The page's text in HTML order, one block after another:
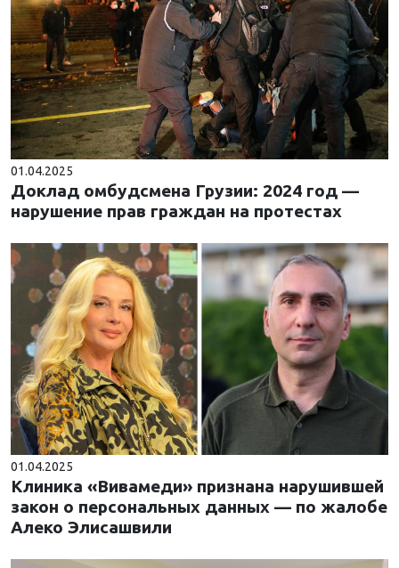
01.04.2025
Доклад омбудсмена Грузии: 2024 год —
нарушение прав граждан на протестах
01.04.2025
Клиника «Вивамеди» признана нарушившей
закон о персональных данных — по жалобе
Алеко Элисашвили